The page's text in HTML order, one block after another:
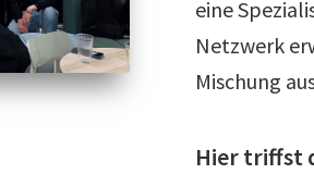
eine
Netzwerk
Mischung
Hier triffst